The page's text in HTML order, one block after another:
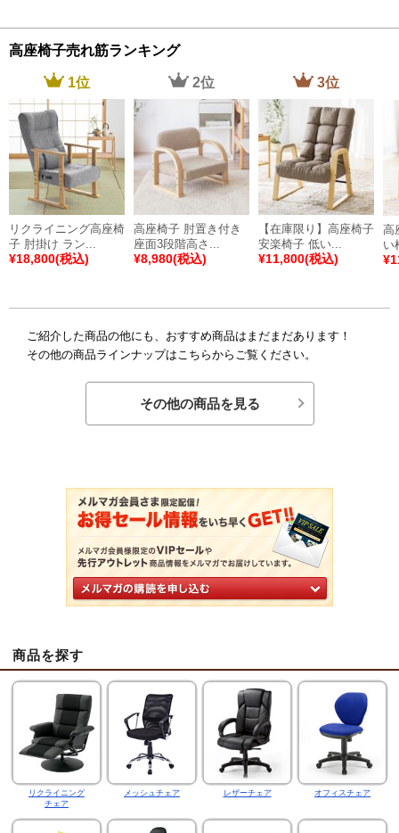
高座椅子売れ筋ランキング
1位
リクライニング高座椅
子 肘掛け ラン...
¥18,800(税込)
2位
高座椅子 肘置き付き
座面3段階高さ...
¥8,980(税込)
3位
【在庫限り】高座椅子
安楽椅子 低い...
¥11,800(税込)
高
い
¥
ご紹介した商品の他にも、おすすめ商品はまだまだあります！
その他の商品ラインナップはこちらからご覧ください。
その他の商品を見る
商品を探す
リクライニング
チェア
メッシュチェア レザーチェア オフィスチェア